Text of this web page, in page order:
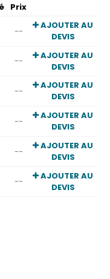
Prix
--
AJOUTER AU
DEVIS
--
AJOUTER AU
DEVIS
--
AJOUTER AU
DEVIS
--
AJOUTER AU
DEVIS
--
AJOUTER AU
DEVIS
--
AJOUTER AU
DEVIS